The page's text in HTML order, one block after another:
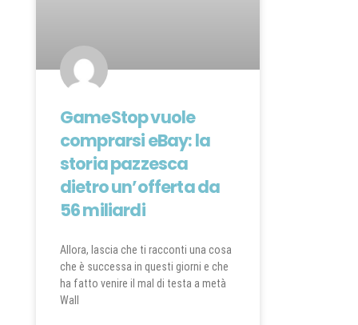
GameStop vuole
comprarsi eBay: la
storia pazzesca
dietro un’offerta da
56 miliardi
Allora, lascia che ti racconti una cosa
che è successa in questi giorni e che
ha fatto venire il mal di testa a metà
Wall